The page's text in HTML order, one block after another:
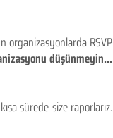
organizasyonlarda RSVP
düşünmeyin...
sürede size raporlarız.